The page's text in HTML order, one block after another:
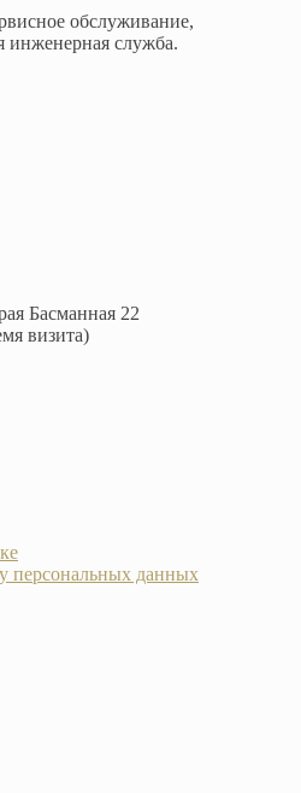
обслуживание,
инженерная служба.
Басманная 22
визита)
персональных данных